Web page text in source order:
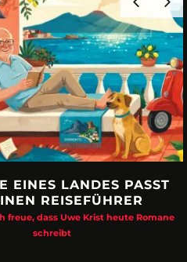
EINES LANDES PASST
REISEFÜHRER
freue, dass Uwe Krist heute Romane
schreibt